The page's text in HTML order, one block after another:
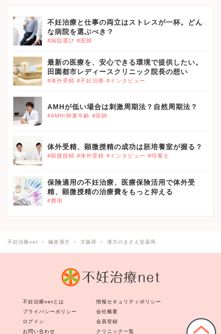
不妊治療と仕事の両立はストレスが一杯。どん
な病院を選ぶべき？
#病院選び #医師
最新の医療を、安心できる環境で提供したい。
田園都市レディースクリニック院長の想い
#体外受精 #不妊治療 #インタビュー
AMHが低い場合は刺激周期法？自然周期法？
#AMH/卵巣年齢 #医師
体外受精、顕微授精の成功は胚培養室が握る？
#顕微授精 #体外受精 #インタビュー #培養士
保険適用の不妊治療、医療保険活用で体外受
精、顕微授精の治療費をもっと抑える
#費用
不妊治療net 鍼灸漢方 大阪府 漢方のまさえ堂薬局
不妊治療netとは
情報セキュリティポリシー
プライバシーポリシー
会社概要
ログイン
会員登録
お問い合わせ
クリニック一覧